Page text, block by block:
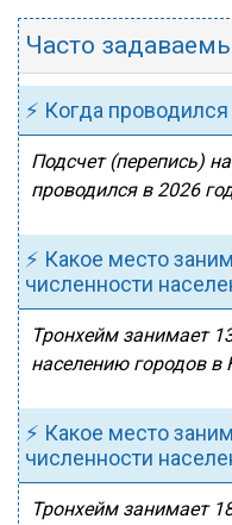
Часто
⚡ Когда
Подсчет (перепись)
проводился в 2026
⚡ Какое место
численности
Тронхейм занимает
населению городов в
⚡ Какое место
численности
Тронхейм занимает